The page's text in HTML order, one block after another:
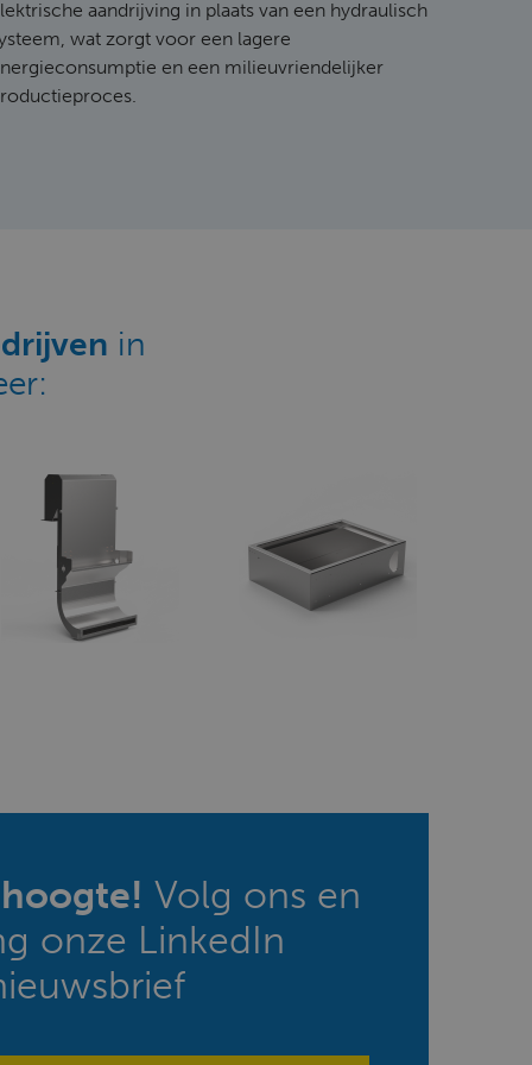
aandrijving in plaats van een hydraulisch
wat zorgt voor een lagere
en een milieuvriendelijker
in
Volg ons en
onze LinkedIn